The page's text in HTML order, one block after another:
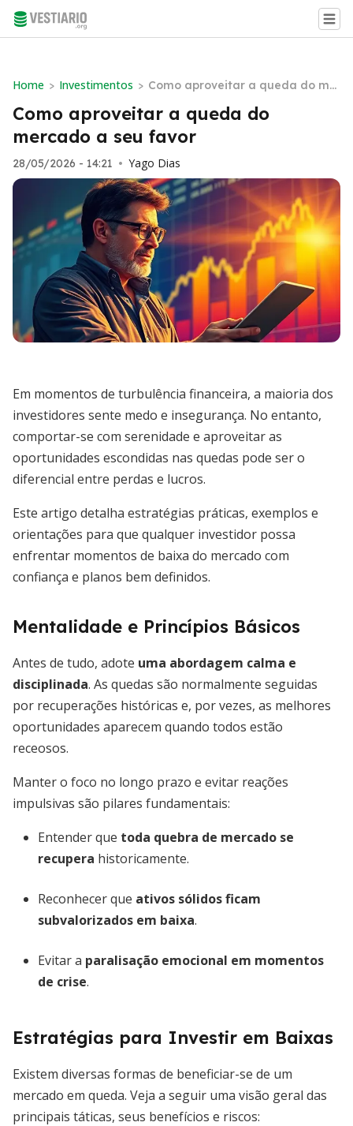
Home > Investimentos > Como aproveitar a queda do me
rcado a seu favor
Como aproveitar a queda do
mercado a seu favor
28/05/2026 - 14:21 • Yago Dias
Em momentos de turbulência financeira, a maioria dos
investidores sente medo e insegurança. No entanto,
comportar-se com serenidade e aproveitar as
oportunidades escondidas nas quedas pode ser o
diferencial entre perdas e lucros.
Este artigo detalha estratégias práticas, exemplos e
orientações para que qualquer investidor possa
enfrentar momentos de baixa do mercado com
confiança e planos bem definidos.
Mentalidade e Princípios Básicos
Antes de tudo, adote uma abordagem calma e
disciplinada. As quedas são normalmente seguidas
por recuperações históricas e, por vezes, as melhores
oportunidades aparecem quando todos estão
receosos.
Manter o foco no longo prazo e evitar reações
impulsivas são pilares fundamentais:
Entender que toda quebra de mercado se
recupera historicamente.
Reconhecer que ativos sólidos ficam
subvalorizados em baixa.
Evitar a paralisação emocional em momentos
de crise.
Estratégias para Investir em Baixas
Existem diversas formas de beneficiar-se de um
mercado em queda. Veja a seguir uma visão geral das
principais táticas, seus benefícios e riscos: